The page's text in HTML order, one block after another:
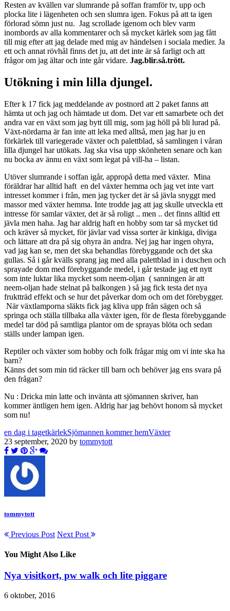
Resten av kvällen var slumrande på soffan framför tv, upp och
plocka lite i lägenheten och sen slumra igen. Fokus på att ta igen
förlorad sömn just nu. Jag scrollade igenom och blev varm
inombords av alla kommentarer och så mycket kärlek som jag fått
till mig efter att jag delade med mig av händelsen i sociala medier. Ja
ett och annat rövhål finns det ju, att det inte är så farligt och att
frågor om jag ältar och inte går vidare. Jag.blir.så.trött.
Utökning i min lilla djungel.
Efter k 17 fick jag meddelande av postnord att 2 paket fanns att
hämta ut och jag och hämtade ut dom. Det var ett samarbete och det
andra var en växt som jag bytt till mig, som jag höll på bli lurad på.
Växt-nördarna är fan inte att leka med alltså, men jag har ju en
förkärlek till variegerade växter och palettblad, så samlingen i våran
lilla djungel har utökats. Jag ska visa upp skönheten senare och kan
nu bocka av ännu en växt som legat på vill-ha – listan.
Utöver slumrande i soffan igår, appropå detta med växter. Mina
föräldrar har alltid haft en del växter hemma och jag vet inte vart
intresset kommer i från, men jag tycker det är så jävla snyggt med
massor med växter hemma. Inte trodde jag att jag skulle utveckla ett
intresse för samlar växter, det är så roligt .. men .. det finns alltid ett
jävla men haha. Jag har aldrig haft en hobby som tar så mycket tid
och kräver så mycket, för jävlar vad vissa sorter är kinkiga, diviga
och lättare att dra på sig ohyra än andra. Nej jag har ingen ohyra,
vad jag kan se, men det ska behandlas förebyggande och det ska
gullas. Så i går kvälls sprang jag med alla palettblad in i duschen och
sprayade dom med förebyggande medel, i går testade jag ett nytt
som inte luktar lika mycket som neem-oljan ( sanningen är att
neem-oljan hade stelnat på balkongen ) så jag fick testa det nya
fruktträd effekt och se hur det påverkar dom och om det förebygger.
När växtlamporna släkts fick jag kliva upp från sägen och så
springa och ställa tillbaka alla växter igen, för de flesta förebyggande
medel tar död på samtliga plantor om de sprayas blöta och sedan
ställs under lampan igen.
Reptiler och växter som hobby och folk frågar mig om vi inte ska ha
barn?
Känns det som min tid räcker till barn och behöver jag ens svara på
den frågan?
Nu : Dricka min latte och invänta att sjömannen skriver, han
kommer äntligen hem igen. Aldrig har jag behövt honom så mycket
som nu!
en dag i tagetkärlekSjömannen kommer hemVäxter
23 september, 2020 by tommytott
tommytott
Previous Post Next Post
You Might Also Like
Nya visitkort, pw walk och lite piggare
6 oktober, 2016